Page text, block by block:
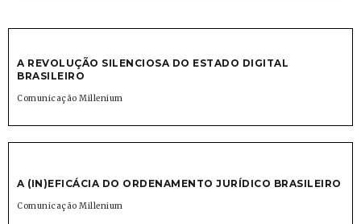
A REVOLUÇÃO SILENCIOSA DO ESTADO DIGITAL
BRASILEIRO
Comunicação Millenium
A (IN)EFICÁCIA DO ORDENAMENTO JURÍDICO BRASILEIRO
Comunicação Millenium